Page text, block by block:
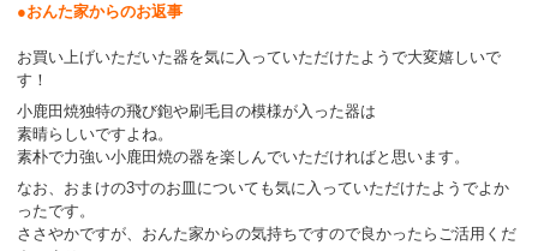
●おんた家からのお返事
お買い上げいただいた器を気に入っていただけたようで大変嬉しいで
す！
小鹿田焼独特の飛び鉋や刷毛目の模様が入った器は
素晴らしいですよね。
素朴で力強い小鹿田焼の器を楽しんでいただければと思います。
なお、おまけの3寸のお皿についても気に入っていただけたようでよか
ったです。
ささやかですが、おんた家からの気持ちですので良かったらご活用くだ